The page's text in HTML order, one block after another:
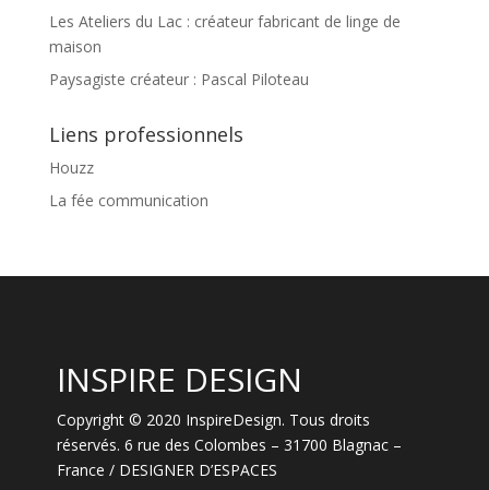
Les Ateliers du Lac : créateur fabricant de linge de
maison
Paysagiste créateur : Pascal Piloteau
Liens professionnels
Houzz
La fée communication
INSPIRE DESIGN
Copyright © 2020 InspireDesign. Tous droits
réservés. 6 rue des Colombes – 31700 Blagnac –
France / DESIGNER D’ESPACES